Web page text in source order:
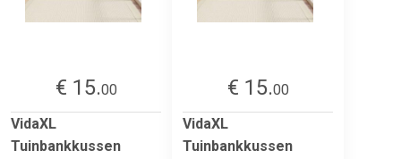
€ 15.00
VidaXL
Tuinbankkussen
€ 15.00
VidaXL
Tuinbankkussen